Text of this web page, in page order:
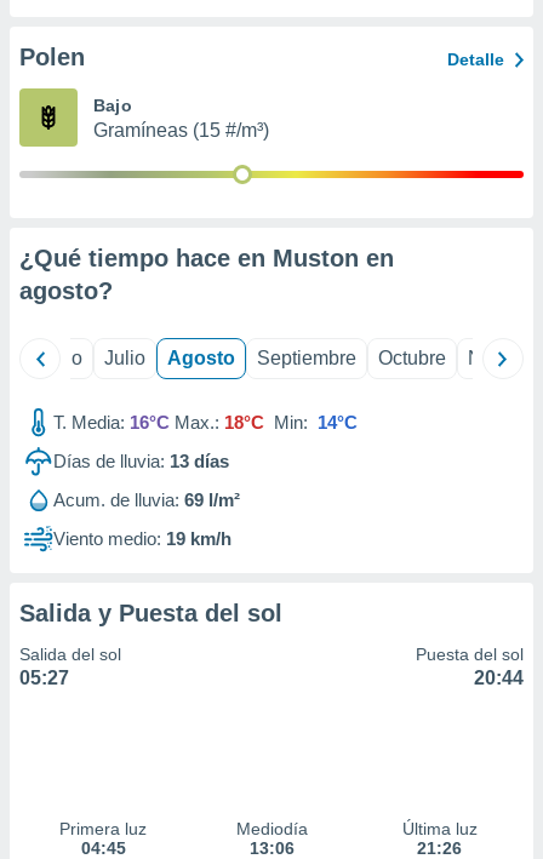
e
mediante
de
1199
Polen Detalle
Bajo
Gramíneas (15 #/m³)
¿Qué tiempo hace en Muston en
agosto?
Junio Julio Agosto Septiembre Octubre
T. Media: 16°C Max.: 18°C Min: 14°C
Días de lluvia: 13 días
Acum. de lluvia: 69 l/m²
Viento medio: 19 km/h
Salida y Puesta del sol
Salida del sol
05:27
Puesta del sol
20:44
Primera luz
04:45
Mediodía
13:06
Última luz
21:26